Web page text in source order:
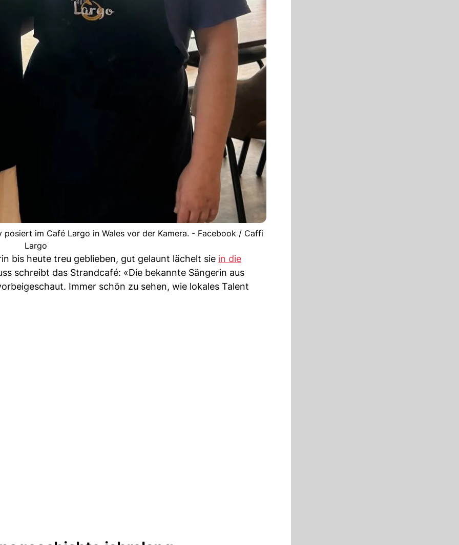
im Café Largo in Wales vor der Kamera. - Facebook / Caffi
Largo
bis heute treu geblieben, gut gelaunt lächelt sie in die
schreibt das Strandcafé: «Die bekannte Sängerin aus
Immer schön zu sehen, wie lokales Talent